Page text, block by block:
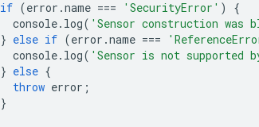
if (error .name === 'SecurityError' )
{
console. log( 'Sensor construction was
} else if (error .name ===
console. log( 'Sensor is not supported
} else {
throw error ;
}